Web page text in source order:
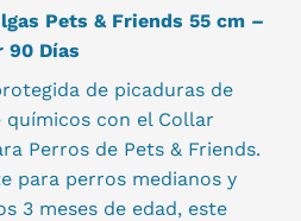
Pets & Friends 55 cm –
90 Días
de picaduras de
con el Collar
Perros de Pets & Friends.
para perros medianos y
3 meses de edad, este